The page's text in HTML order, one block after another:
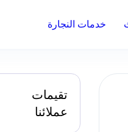
خدمات النجارة
تقيمات
عملائنا